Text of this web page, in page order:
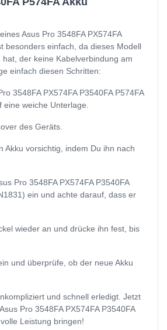
Asus Pro 3548FA PX574FA
besonders einfach, da dieses Modell
der keine Kabelverbindung am
einfach diesen Schritten:
3548FA PX574FA P3540FA P574FA
weiche Unterlage.
des Geräts.
Akku vorsichtig, indem Du ihn nach
Pro 3548FA PX574FA P3540FA
ein und achte darauf, dass er
wieder an und drücke ihn fest, bis
und überprüfe, ob der neue Akku
und schnell erledigt. Jetzt
Pro 3548FA PX574FA P3540FA
Leistung bringen!